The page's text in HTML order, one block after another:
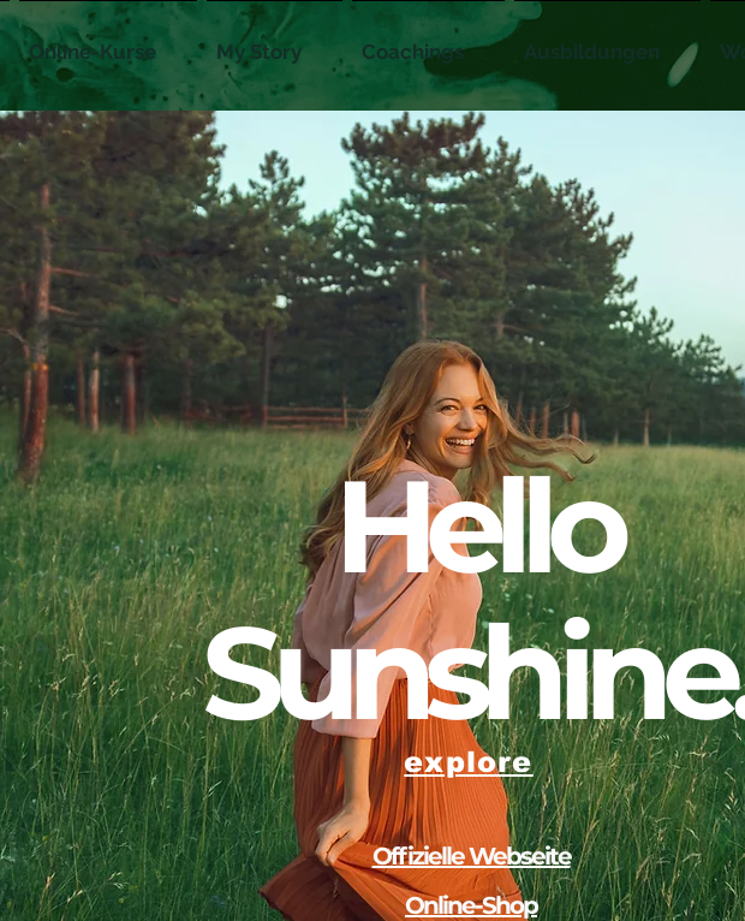
Online-Kurse My Story Coachings Ausbildungen
Hello
explore
Offizielle Webseite
Online-Shop